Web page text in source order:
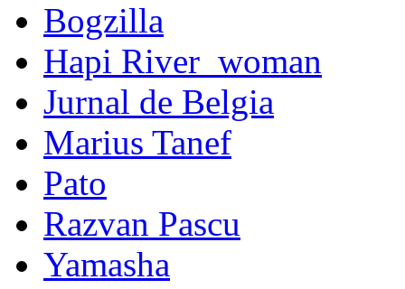
Bogzilla
Hapi River_woman
Jurnal de Belgia
Marius Tanef
Pato
Razvan Pascu
Yamasha